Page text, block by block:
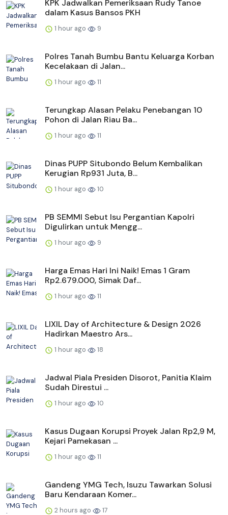
KPK Jadwalkan Pemeriksaan Rudy Tanoe
dalam Kasus Bansos PKH
1 hour ago 9
Polres Tanah Bumbu Bantu Keluarga Korban
Kecelakaan di Jalan...
1 hour ago 11
Terungkap Alasan Pelaku Penebangan 10
Pohon di Jalan Riau Ba...
1 hour ago 11
Dinas PUPP Situbondo Belum Kembalikan
Kerugian Rp931 Juta, B...
1 hour ago 10
PB SEMMI Sebut Isu Pergantian Kapolri
Digulirkan untuk Mengg...
1 hour ago 9
Harga Emas Hari Ini Naik! Emas 1 Gram
Rp2.679.000, Simak Daf...
1 hour ago 11
LIXIL Day of Architecture & Design 2026
Hadirkan Maestro Ars...
1 hour ago 18
Jadwal Piala Presiden Disorot, Panitia Klaim
Sudah Direstui ...
1 hour ago 10
Kasus Dugaan Korupsi Proyek Jalan Rp2,9 M,
Kejari Pamekasan ...
1 hour ago 11
Gandeng YMG Tech, Isuzu Tawarkan Solusi
Baru Kendaraan Komer...
2 hours ago 17